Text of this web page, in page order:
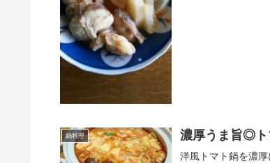
鍋料理 濃厚うま旨◎ト
洋風トマト鍋を濃